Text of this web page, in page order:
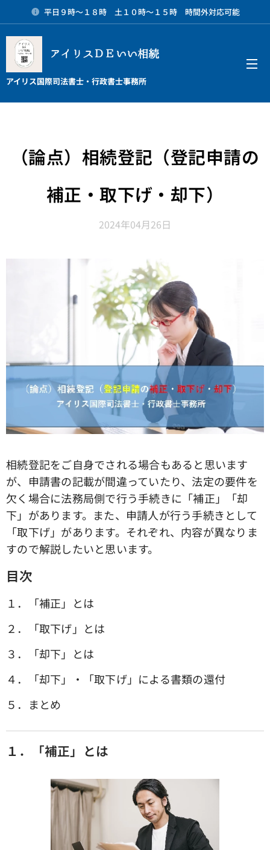
平日９時～１８時 土１０時～１５時 時間外対応可能
アイリスＤＥいい相続
アイリス国際司法書士・行政書士事務所
（論点）相続登記（登記申請の
補正・取下げ・却下）
2024年04月26日
相続登記をご自身でされる場合もあると思います
が、申請書の記載が間違っていたり、法定の要件を
欠く場合に法務局側で行う手続きに「補正」「却
下」があります。また、申請人が行う手続きとして
「取下げ」があります。それぞれ、内容が異なりま
すので解説したいと思います。
目次
１．「補正」とは
２．「取下げ」とは
３．「却下」とは
４．「却下」・「取下げ」による書類の還付
５．まとめ
１．「補正」とは